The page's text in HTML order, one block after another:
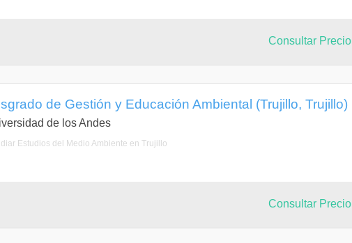
Consultar Precio
de Gestión y Educación Ambiental (Trujillo, Trujillo)
de los Andes
Estudios del Medio Ambiente en Trujillo
Consultar Precio